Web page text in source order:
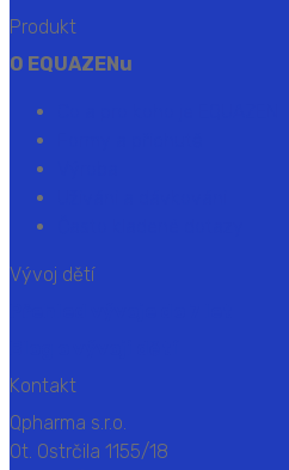
Produkt
O EQUAZENu
Vývoj dětí
Kontakt
Qpharma s.r.o.
Ot. Ostrčila 1155/18